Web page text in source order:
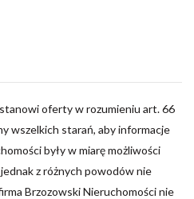
oferty w rozumieniu art. 66
wszelkich starań, aby informacje
były w miarę możliwości
z różnych powodów nie
Brzozowski Nieruchomości nie